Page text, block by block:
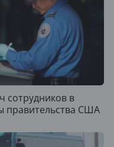
сотрудников в
правительства США